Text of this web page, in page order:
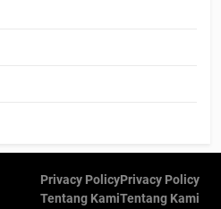
Privacy PolicyPrivacy Policy
Tentang KamiTentang Kami